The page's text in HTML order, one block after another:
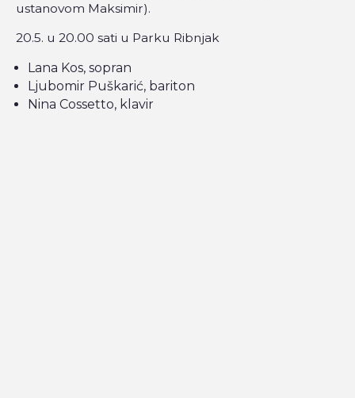
ustanovom Maksimir).
20.5. u 20.00 sati u Parku Ribnjak
Lana Kos, sopran
Ljubomir Puškarić, bariton
Nina Cossetto, klavir